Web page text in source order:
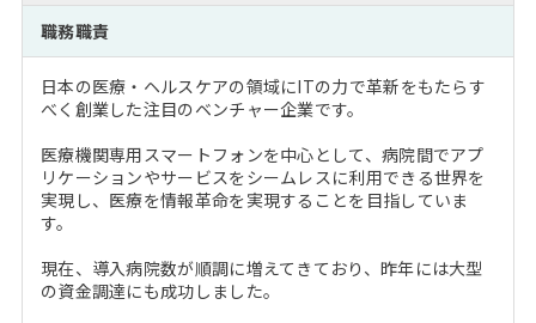
インターン受入企業一覧
MBAを生かす求人特集
年齢と年収の相関図
注目企業インタビュー
Career Talk Live
MBA NETWORKING
ニュースリリース
職務職責
日本の医療・ヘルスケアの領域にITの力で革新をもたらす
べく創業した注目のベンチャー企業です。
医療機関専用スマートフォンを中心として、病院間でアプ
リケーションやサービスをシームレスに利用できる世界を
実現し、医療を情報革命を実現することを目指していま
す。
現在、導入病院数が順調に増えてきており、昨年には大型
の資金調達にも成功しました。